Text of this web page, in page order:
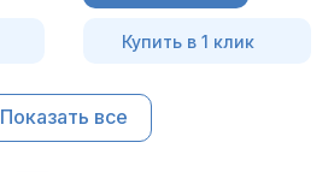
Купить в 1 клик
Показать все